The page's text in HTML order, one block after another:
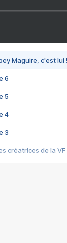
Maguire, c'est
6
5
4
3
créatrices de la VF